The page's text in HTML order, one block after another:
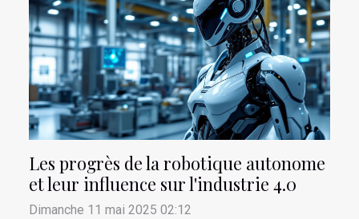
Les progrès de la robotique autonome
et leur influence sur l'industrie 4.0
Dimanche 11 mai 2025 02:12